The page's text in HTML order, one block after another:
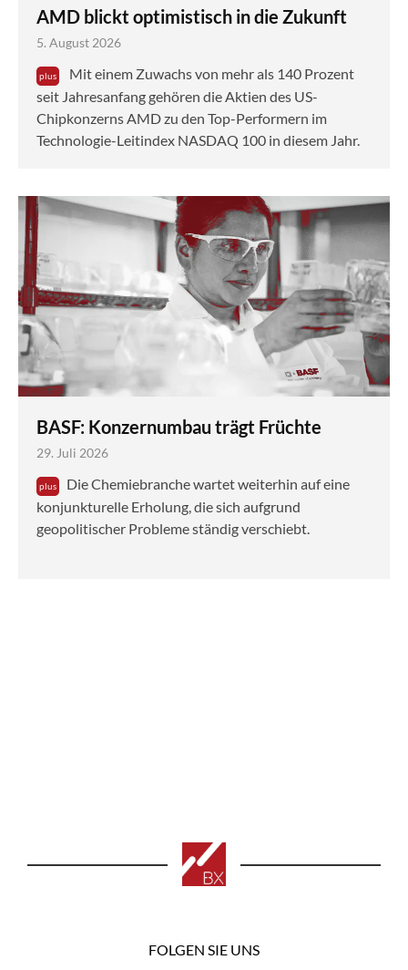
AMD blickt optimistisch in die Zukunft
5. August 2026
Mit einem Zuwachs von mehr als 140 Prozent
seit Jahresanfang gehören die Aktien des US-
Chipkonzerns AMD zu den Top-Performern im
Technologie-Leitindex NASDAQ 100 in diesem Jahr.
BASF: Konzernumbau trägt Früchte
29. Juli 2026
Die Chemiebranche wartet weiterhin auf eine
konjunkturelle Erholung, die sich aufgrund
geopolitischer Probleme ständig verschiebt.
FOLGEN SIE UNS